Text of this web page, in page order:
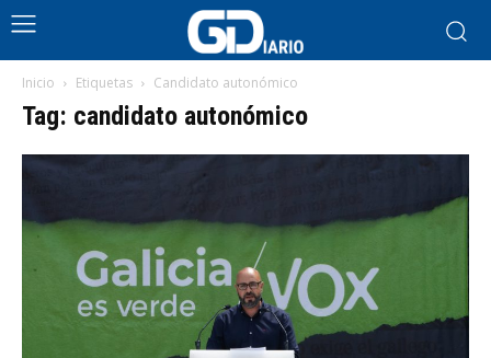
Inicio Etiquetas Candidato autonómico
Tag: candidato autonómico